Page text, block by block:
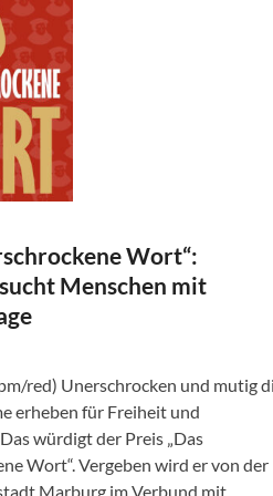
Wort“:
Menschen mit
red) Unerschrocken und mutig
erheben für Freiheit und
würdigt der Preis „Das
Wort“. Vergeben wird er von der
Marburg im Verbund mit …